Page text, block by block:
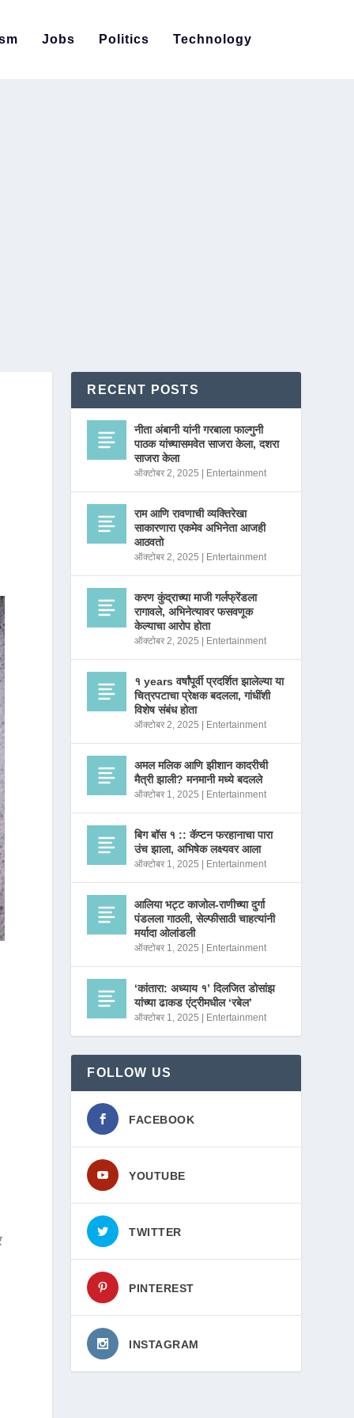
Jobs Politics Technology
RECENT POSTS
नीता अंबानी यांनी गरबाला फाल्गुनी
पाठक यांच्यासमवेत साजरा केला, दशरा
साजरा केला
ऑक्टोबर 2, 2025 Entertainment
राम आणि रावणाची व्यक्तिरेखा
साकारणारा एकमेव अभिनेता आजही
आठवतो
ऑक्टोबर 2, 2025 Entertainment
करण कुंद्राच्या माजी गर्लफ्रेंडला
रागावले, अभिनेत्यावर फसवणूक
केल्याचा आरोप होता
ऑक्टोबर 2, 2025 Entertainment
१ years वर्षांपूर्वी प्रदर्शित झालेल्या या
चित्रपटाचा प्रेक्षक बदलला, गांधींशी
विशेष संबंध होता
ऑक्टोबर 2, 2025 Entertainment
अमल मलिक आणि झीशान कादरीची
मैत्री झाली? मनमानी मध्ये बदलले
ऑक्टोबर 1, 2025 Entertainment
बिग बॉस १ :: कॅप्टन फरहानाचा पारा
उंच झाला, अभिषेक लक्ष्यवर आला
ऑक्टोबर 1, 2025 Entertainment
आलिया भट्ट काजोल-राणीच्या दुर्गा
पंडलला गाठली, सेल्फीसाठी चाहत्यांनी
मर्यादा ओलांडली
ऑक्टोबर 1, 2025 Entertainment
‘कांतारा: अध्याय १’ दिलजित डोसांझ
यांच्या ढाकड एंट्रीमधील ‘रबेल’
ऑक्टोबर 1, 2025 Entertainment
FOLLOW US
FACEBOOK
YOUTUBE
TWITTER
PINTEREST
INSTAGRAM